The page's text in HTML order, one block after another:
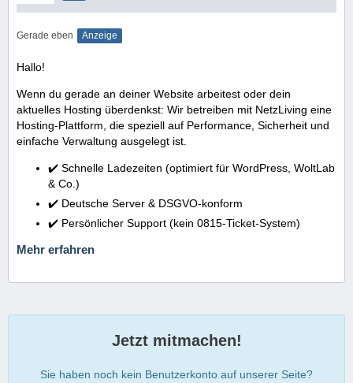
Gerade eben Anzeige
Hallo!
Wenn du gerade an deiner Website arbeitest oder dein
aktuelles Hosting überdenkst: Wir betreiben mit NetzLiving eine
Hosting-Plattform, die speziell auf Performance, Sicherheit und
einfache Verwaltung ausgelegt ist.
✔️ Schnelle Ladezeiten (optimiert für WordPress, WoltLab
& Co.)
✔️ Deutsche Server & DSGVO-konform
✔️ Persönlicher Support (kein 0815-Ticket-System)
Mehr erfahren
Jetzt mitmachen!
Sie haben noch kein Benutzerkonto auf unserer Seite?